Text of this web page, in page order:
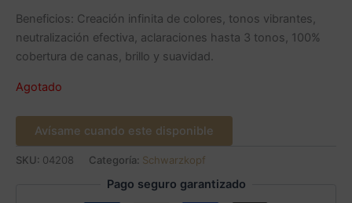
Beneficios: Creación infinita de colores, tonos vibrantes,
neutralización efectiva, aclaraciones hasta 3 tonos, 100%
cobertura de canas, brillo y suavidad.
Agotado
Avísame cuando este disponible
SKU: 04208 Categoría: Schwarzkopf
Pago seguro garantizado